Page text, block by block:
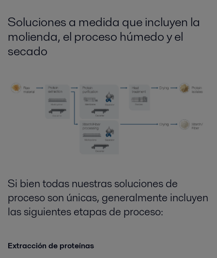
Soluciones a medida que incluyen la
molienda, el proceso húmedo y el
secado
Si bien todas nuestras soluciones de
proceso son únicas, generalmente incluyen
las siguientesetapas de proceso:
Extracción de proteínas